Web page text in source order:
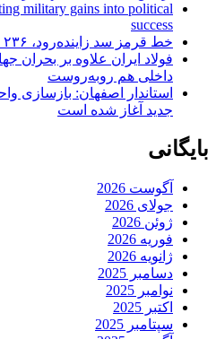
military gains into political
success
خط قرمز سد زاینده‌رود، ۲۳۶ میلیون مترمکعب است
فولاد ایران علاوه بر بحران
داخلی هم روبه‌روست
استاندار اصفهان: بازسازی
جدید آغاز شده است
بایگانی
آگوست 2026
جولای 2026
ژوئن 2026
فوریه 2026
ژانویه 2026
دسامبر 2025
نوامبر 2025
اکتبر 2025
سپتامبر 2025